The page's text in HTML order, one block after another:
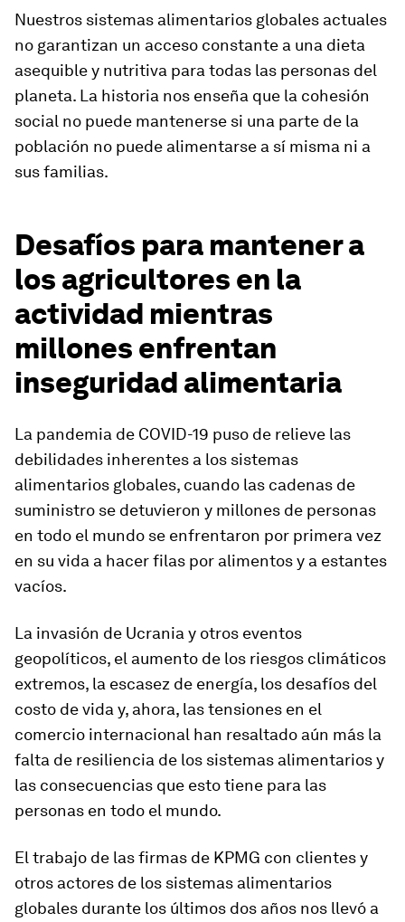
Nuestros sistemas alimentarios globales actuales
no garantizan un acceso constante a una dieta
asequible y nutritiva para todas las personas del
planeta. La historia nos enseña que la cohesión
social no puede mantenerse si una parte de la
población no puede alimentarse a sí misma ni a
sus familias.
Desafíos para mantener a
los agricultores en la
actividad mientras
millones enfrentan
inseguridad alimentaria
La pandemia de COVID-19 puso de relieve las
debilidades inherentes a los sistemas
alimentarios globales, cuando las cadenas de
suministro se detuvieron y millones de personas
en todo el mundo se enfrentaron por primera vez
en su vida a hacer filas por alimentos y a estantes
vacíos.
La invasión de Ucrania y otros eventos
geopolíticos, el aumento de los riesgos climáticos
extremos, la escasez de energía, los desafíos del
costo de vida y, ahora, las tensiones en el
comercio internacional han resaltado aún más la
falta de resiliencia de los sistemas alimentarios y
las consecuencias que esto tiene para las
personas en todo el mundo.
El trabajo de las firmas de KPMG con clientes y
otros actores de los sistemas alimentarios
globales durante los últimos dos años nos llevó a